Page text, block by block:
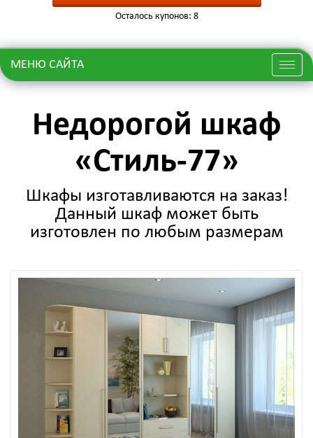
Осталось купонов: 8
Меню
МЕНЮ САЙТА
Недорогой шкаф
«Стиль-77»
Шкафы изготавливаются на заказ!
Данный шкаф может быть
изготовлен по любым размерам